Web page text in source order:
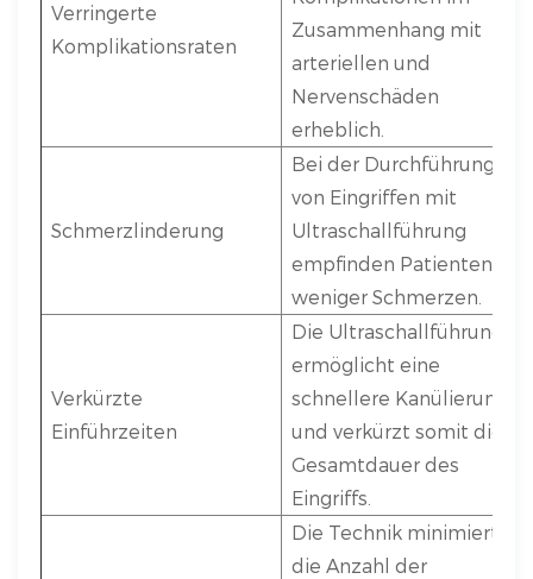
Verringerte
Komplikationsraten
Zusammenhang mit
arteriellen und
Nervenschäden
erheblich.
Schmerzlinderung
Bei der Durchführung
von Eingriffen mit
Ultraschallführung
empfinden Patienten
weniger Schmerzen.
Verkürzte
Einführzeiten
Die Ultraschallführung
ermöglicht eine
schnellere Kanülierung
und verkürzt somit die
Gesamtdauer des
Eingriffs.
Die Technik minimiert
die Anzahl der